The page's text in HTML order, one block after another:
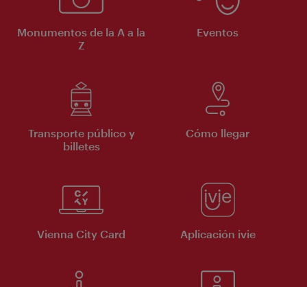
Monumentos de la A a la
Z
Eventos
Transporte público y
billetes
Cómo llegar
Vienna City Card Aplicación ivie